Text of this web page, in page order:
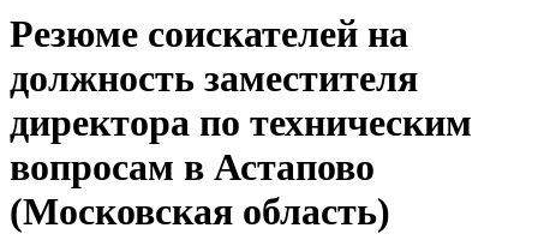
Резюме соискателей на
должность заместителя
директора по техническим
вопросам в Астапово
(Московская область)